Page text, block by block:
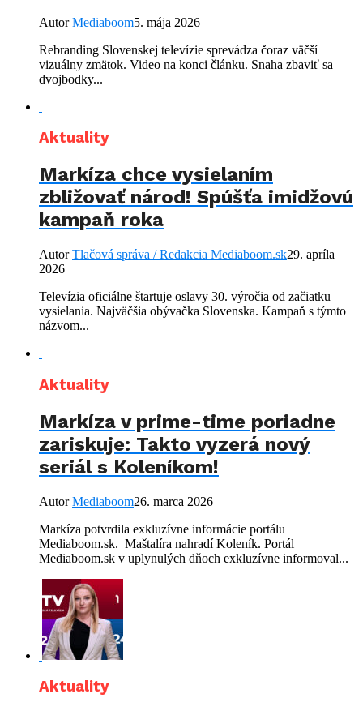
AutorMediaboom5. mája 2026
Rebranding Slovenskej televízie sprevádza čoraz väčší
vizuálny zmätok. Video na konci článku. Snaha zbaviť sa
dvojbodky...
Aktuality
Markíza chce vysielaním
zbližovať národ! Spúšťa imidžovú
kampaň roka
AutorTlačová správa / Redakcia Mediaboom.sk29. apríla
2026
Televízia oficiálne štartuje oslavy 30. výročia od začiatku
vysielania. Najväčšia obývačka Slovenska. Kampaň s týmto
názvom...
Aktuality
Markíza v prime-time poriadne
zariskuje: Takto vyzerá nový
seriál s Koleníkom!
AutorMediaboom26. marca 2026
Markíza potvrdila exkluzívne informácie portálu
Mediaboom.sk. Maštalíra nahradí Koleník. Portál
Mediaboom.sk v uplynulých dňoch exkluzívne informoval...
Aktuality